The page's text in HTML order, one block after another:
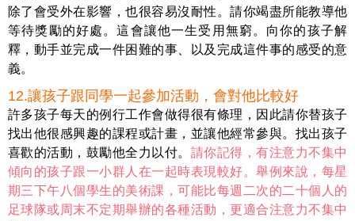
除了會受外在影響，也很容易沒耐性。請你竭盡所能教導他
等待獎勵的好處。這會讓他一生受用無窮。向你的孩子解
釋，動手並完成一件困難的事、以及完成這件事的感受的意
義。
12.讓孩子跟同學一起參加活動，會對他比較好
許多孩子每天的例行工作會做得很有條理，因此請你替孩子
找出他很感興趣的課程或計畫，並讓他經常參與。找出孩子
喜歡的活動，鼓勵他全力以付。 請你記得，有注意力不集中
傾向的孩子跟一小群人在一起時表現較好。舉例來說，每星
期三下午八個學生的美術課，可能比每週二次的二十個人的
足球隊或周末不定期舉辦的各種活動，更適合注意力不集中